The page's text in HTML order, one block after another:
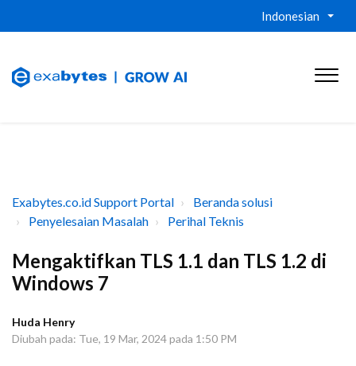
Indonesian
Exabytes.co.id Support Portal
Beranda solusi
Penyelesaian Masalah
Perihal Teknis
Mengaktifkan TLS 1.1 dan TLS 1.2 di
Windows 7
Huda Henry
Diubah pada: Tue, 19 Mar, 2024 pada 1:50 PM